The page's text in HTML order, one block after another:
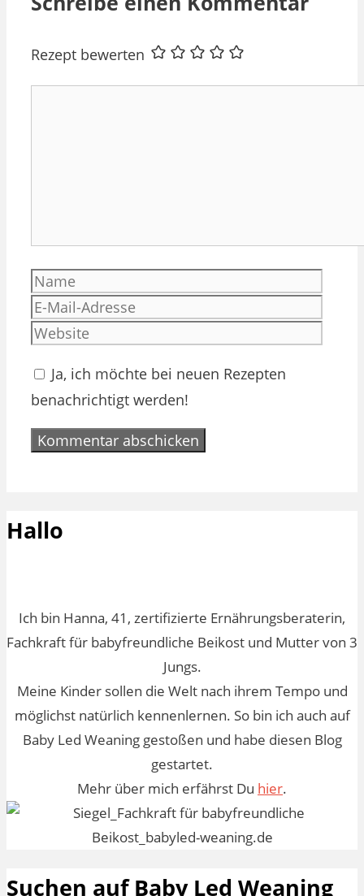
Rezept bewerten
Name
Ja, ich möchte bei neuen Rezepten
benachrichtigt werden!
Hallo
Ich bin Hanna, 41, zertifizierte Ernährungsberaterin,
Fachkraft für babyfreundliche Beikost und Mutter von 3
Jungs.
Meine Kinder sollen die Welt nach ihrem Tempo und
möglichst natürlich kennenlernen. So bin ich auch auf
Baby Led Weaning gestoßen und habe diesen Blog
gestartet.
Mehr über mich erfährst Du hier.
Suchen auf Baby Led Weaning